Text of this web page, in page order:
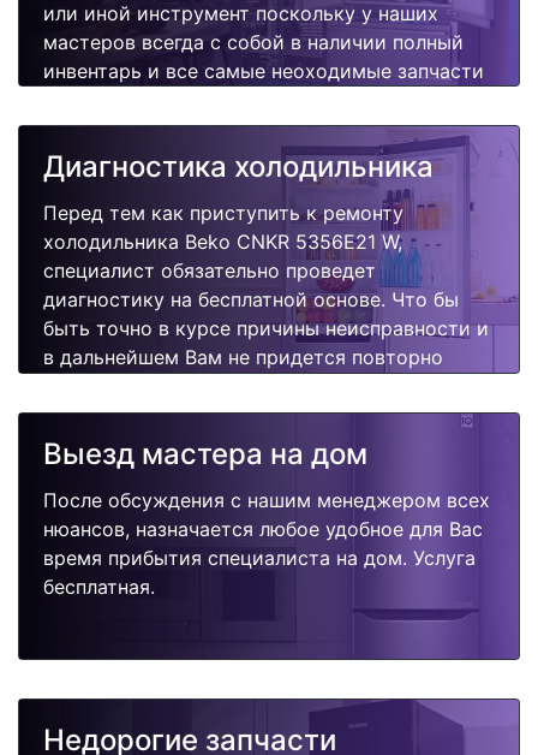
или иной инструмент поскольку у наших
мастеров всегда с собой в наличии полный
инвентарь и все самые неоходимые запчасти
быстро, качественно и недорого.
Диагностика холодильника
Перед тем как приступить к ремонту
холодильника Beko CNKR 5356E21 W,
специалист обязательно проведет
диагностику на бесплатной основе. Что бы
быть точно в курсе причины неисправности и
в дальнейшем Вам не придется повторно
поломок.
Выезд мастера на дом
После обсуждения с нашим менеджером всех
нюансов, назначается любое удобное для Вас
время прибытия специалиста на дом. Услуга
бесплатная.
Недорогие запчасти